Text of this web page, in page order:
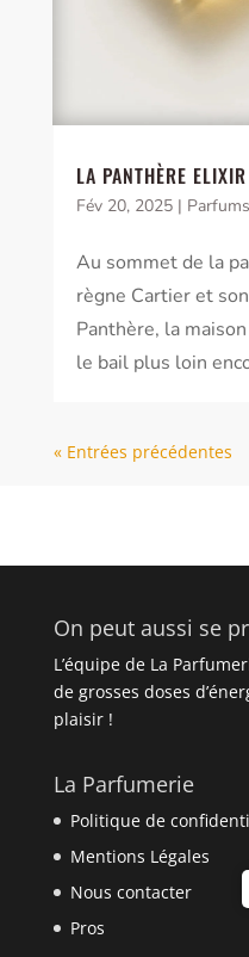
LA PANTHÈRE
Fév 20, 2025|
Au sommet de la
règne Cartier et
Panthère, la
le bail plus loin
« Entrées précédentes
On peut aussi se
L’équipe de La
de grosses doses
plaisir !
La Parfumerie
Politique de
Mentions Légales
Nous contacter
Pros